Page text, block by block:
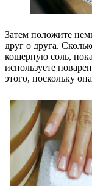
Затем положите
друг о друга.
кошерную соль,
используете
этого, поскольку